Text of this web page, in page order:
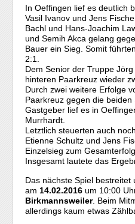
In Oeffingen lief es deutlich
Vasil Ivanov und Jens
Bachl und Hans-Joachim
und Semih Akca gelang
Bauer ein Sieg. Somit
2:1.
Dem Senior der Truppe
hinteren Paarkreuz wieder
Durch zwei weitere Erfolge
Paarkreuz gegen die
Gastgeber lief es in
Murrhardt.
Letztlich steuerten auch
Etienne Schultz und Jens
Einzelsieg zum
Insgesamt lautete das
Das nächste Spiel bestreitet
am 14.02.2016 um 10:00
Birkmannsweiler. Beim
allerdings kaum etwas